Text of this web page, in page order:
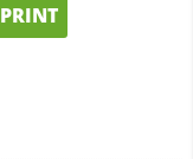
PRINT